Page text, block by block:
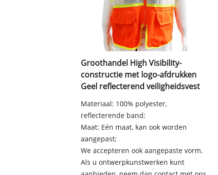
Groothandel High Visibility-
constructie met logo-afdrukken
Geel reflecterend veiligheidsvest
Materiaal: 100% polyester,
reflecterende band;
Maat: Eén maat, kan ook worden
aangepast;
We accepteren ook aangepaste vorm.
Als u ontwerpkunstwerken kunt